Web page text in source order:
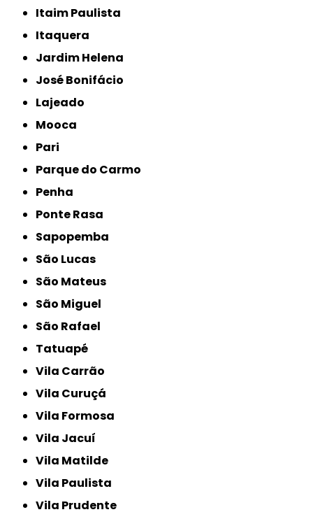
Itaim Paulista
Itaquera
Jardim Helena
José Bonifácio
Lajeado
Mooca
Pari
Parque do Carmo
Penha
Ponte Rasa
Sapopemba
São Lucas
São Mateus
São Miguel
São Rafael
Tatuapé
Vila Carrão
Vila Curuçá
Vila Formosa
Vila Jacuí
Vila Matilde
Vila Paulista
Vila Prudente